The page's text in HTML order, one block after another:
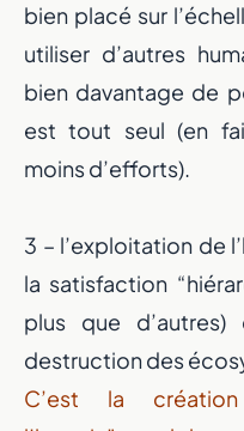
bien placé sur
utiliser d’autres
bien davantage de
est tout seul (en
moins d’efforts).
3 – l’exploitation de
la satisfaction
plus que
destruction des
C’est la création